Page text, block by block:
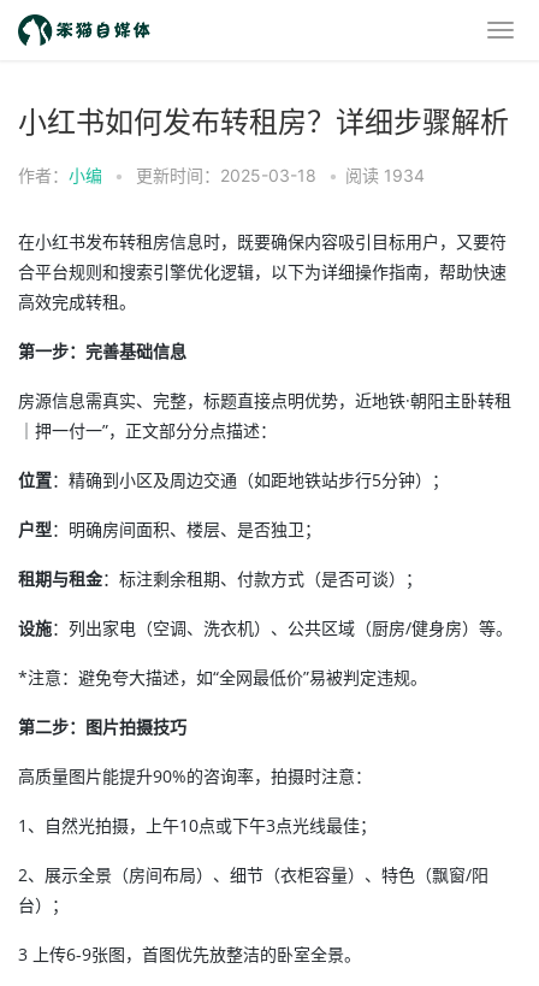
小红书如何发布转租房？详细步骤解析
作者： 小编 • 更新时间：2025-03-18 • 阅读 1934
在小红书发布转租房信息时，既要确保内容吸引目标用户，又要符
合平台规则和搜索引擎优化逻辑，以下为详细操作指南，帮助快速
高效完成转租。
第一步：完善基础信息
房源信息需真实、完整，标题直接点明优势，近地铁·朝阳主卧转租
｜押一付一”，正文部分分点描述：
位置：精确到小区及周边交通（如距地铁站步行5分钟）；
户型：明确房间面积、楼层、是否独卫；
租期与租金：标注剩余租期、付款方式（是否可谈）；
设施：列出家电（空调、洗衣机）、公共区域（厨房/健身房）等。
*注意：避免夸大描述，如“全网最低价”易被判定违规。
第二步：图片拍摄技巧
高质量图片能提升90%的咨询率，拍摄时注意：
1、自然光拍摄，上午10点或下午3点光线最佳；
2、展示全景（房间布局）、细节（衣柜容量）、特色（飘窗/阳
台）；
3 上传6-9张图，首图优先放整洁的卧室全景。